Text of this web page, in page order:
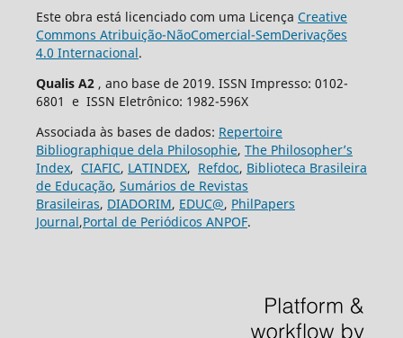
Este obra está licenciado com uma Licença Creative
Commons Atribuição-NãoComercial-SemDerivações
4.0 Internacional.
Qualis A2 , ano base de 2019. ISSN Impresso: 0102-
6801 e ISSN Eletrônico: 1982-596X
Associada às bases de dados: Repertoire
Bibliographique dela Philosophie, The Philosopher’s
Index, CIAFIC, LATINDEX, Refdoc, Biblioteca Brasileira
de Educação, Sumários de Revistas
Brasileiras, DIADORIM, EDUC@, PhilPapers
Journal,Portal de Periódicos ANPOF.